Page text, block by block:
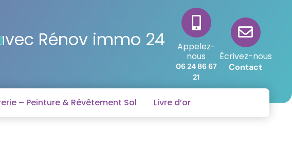
Rénov immo 24
Appelez-
nous
06 24 86 67
21
Écrivez-nous
Contact
– Peinture & Révêtement Sol Livre d’or